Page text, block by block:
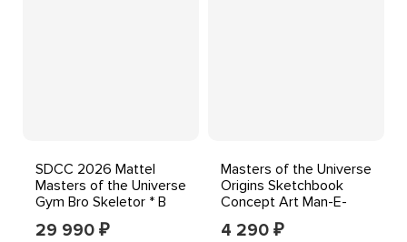
SDCC 2026 Mattel
Masters of the Universe
Gym Bro Skeletor * В
29 990 ₽
Masters of the Universe
Origins Sketchbook
Concept Art Man-E-
Faces New SEALED
4 290 ₽